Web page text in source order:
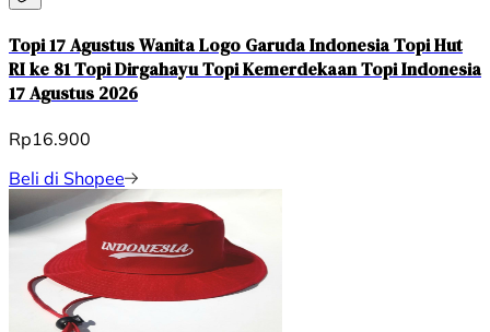
Topi 17 Agustus Wanita Logo Garuda Indonesia Topi Hut
RI ke 81 Topi Dirgahayu Topi Kemerdekaan Topi Indonesia
17 Agustus 2026
Rp16.900
Beli di Shopee